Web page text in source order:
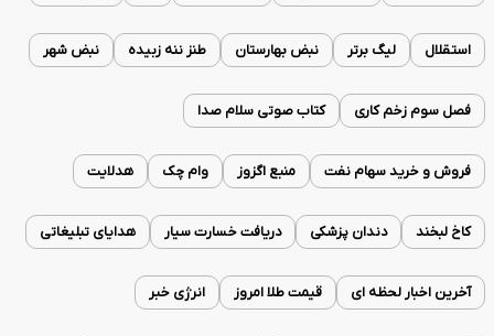
استقلال لیگ برتر نبض بهارستان طنز ننه زبیده نبض شهر
فصل سوم زخم کاری کتاب صوتی سلام صدا
فروش و خرید سهام نفت منبع اگزوز وام چک هدلایت
کاخ لبخند دندان پزشکی دریافت خسارت سیار هدایای تبلیغاتی
آخرین اخبار لحظه ای قیمت طلا امروز انرژی خبر